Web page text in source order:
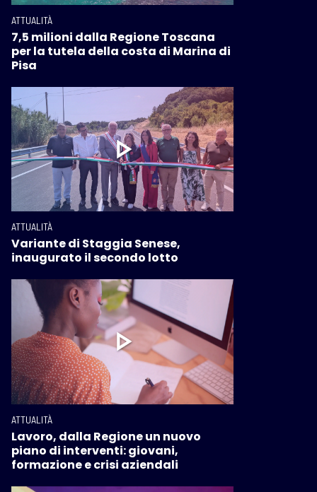
ATTUALITÀ
7,5 milioni dalla Regione Toscana
per la tutela della costa di Marina di
Pisa
ATTUALITÀ
Variante di Staggia Senese,
inaugurato il secondo lotto
ATTUALITÀ
Lavoro, dalla Regione un nuovo
piano di interventi: giovani,
formazione e crisi aziendali